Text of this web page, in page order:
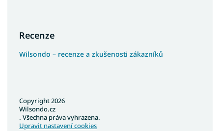
Recenze
Wilsondo – recenze a zkušenosti zákazníků
Copyright 2026
Wilsondo.cz
. Všechna práva vyhrazena.
Upravit nastavení cookies